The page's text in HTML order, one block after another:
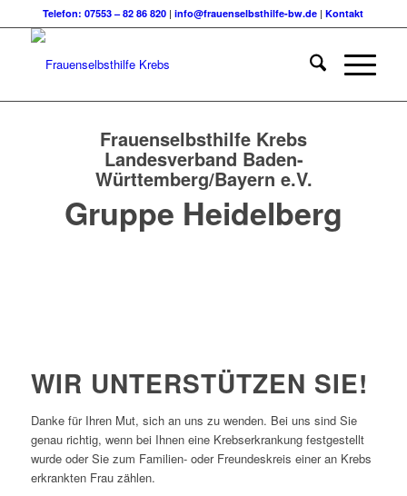
Telefon: 07553 – 82 86 820 |info@frauenselbsthilfe-bw.de |Kontakt
Frauenselbsthilfe Krebs
Landesverband Baden-
Württemberg/Bayern e.V.
Gruppe Heidelberg
WIR UNTERSTÜTZEN SIE!
Danke für Ihren Mut, sich an uns zu wenden. Bei uns sind Sie
genau richtig, wenn bei Ihnen eine Krebserkrankung festgestellt
wurde oder Sie zum Familien- oder Freundeskreis einer an Krebs
erkrankten Frau zählen.